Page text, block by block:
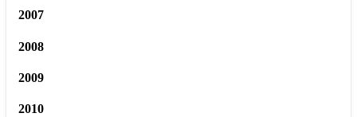
2007
2008
2009
2010